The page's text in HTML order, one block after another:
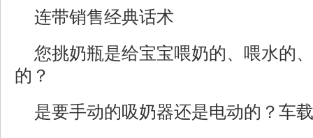
连带销售经典话术
您挑奶瓶是给宝宝喂奶的、喂水的
的？
是要手动的吸奶器还是电动的？车